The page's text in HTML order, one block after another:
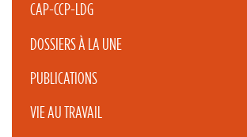
CAP-CCP-LDG
DOSSIERS À LA UNE
PUBLICATIONS
VIE AU TRAVAIL